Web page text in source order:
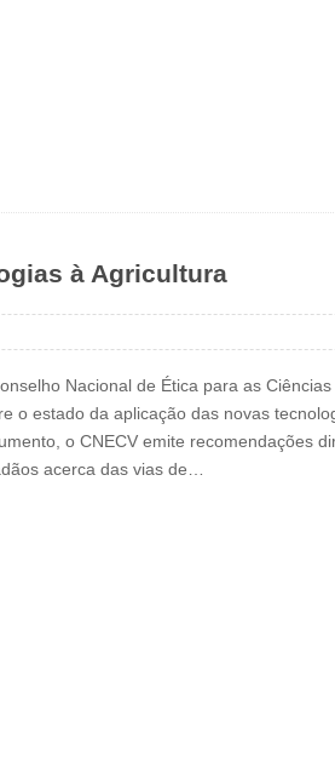
à Agricultura
Nacional de Ética para as
o estado da aplicação das novas
o CNECV emite recomendações
acerca das vias de…